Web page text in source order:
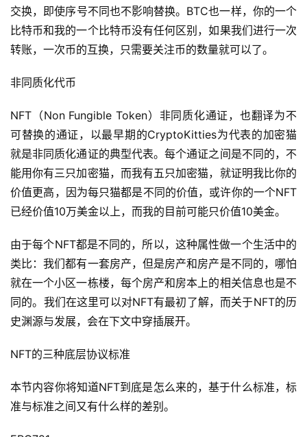
交换，即使序号不同也不影响替换。BTC也一样，你的一个
比特币和我的一个比特币没有任何区别，如果我们进行一次
转账，一次币的互换，只需要关注币的数量就可以了。
非同质化代币
NFT（Non Fungible Token）非同质化通证，也翻译为不
可替换的通证，以最早期的CryptoKitties为代表的加密猫
就是非同质化通证的典型代表。每个通证之间是不同的，不
能用你有三只加密猫，而我有五只加密猫，就证明我比你的
价值更高，因为每只猫都是不同的价值，或许你的一个NFT
已经价值10万美金以上，而我的目前可能只价值10美金。
由于每个NFT都是不同的，所以，这种属性做一个生活中的
类比：我们都有一套房产，但是房产和房产是不同的，哪怕
就在一个小区一栋楼，每个房产和房本上的相关信息也是不
同的。我们在这里可以对NFT有最初了解，而关于NFT的历
史渊源与发展，会在下文中穿插展开。
NFT的三种底层协议标准
本节内容你将知道NFT到底是怎么来的，基于什么标准，标
准与标准之间又有什么样的差别。